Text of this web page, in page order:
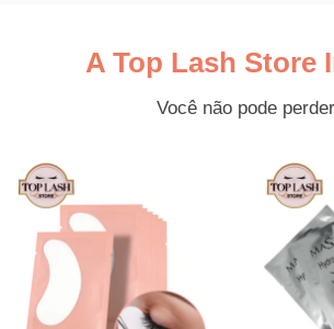
A Top Lash Store
Você não pode perder